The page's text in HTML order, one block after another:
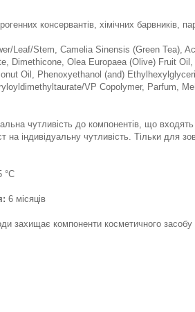
консервантів, хімічних барвників,
Leaf/Stem, Camelia Sinensis (Green Tea),
Dimethicone, Olea Europaea (Olive) Fruit
Oil, Phenoxyethanol (and)
VР Copolymer, Parfum,
чутливість до компонентів, що
індивідуальну чутливість. Тільки для
°C
6 місяців
захищає компоненти косметичного засобу